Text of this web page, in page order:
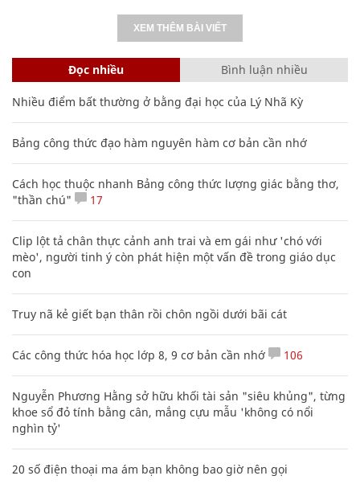
XEM THÊM BÀI VIẾT
Đọc nhiều Bình luận nhiều
Nhiều điểm bất thường ở bằng đại học của Lý Nhã Kỳ
Bảng công thức đạo hàm nguyên hàm cơ bản cần nhớ
Cách học thuộc nhanh Bảng công thức lượng giác bằng thơ,
"thần chú"
17
Clip lột tả chân thực cảnh anh trai và em gái như 'chó với
mèo', người tinh ý còn phát hiện một vấn đề trong giáo dục
con
Truy nã kẻ giết bạn thân rồi chôn ngồi dưới bãi cát
Các công thức hóa học lớp 8, 9 cơ bản cần nhớ 106
Nguyễn Phương Hằng sở hữu khối tài sản "siêu khủng", từng
khoe sổ đỏ tính bằng cân, mắng cựu mẫu 'không có nổi
nghìn tỷ'
20 số điện thoại ma ám bạn không bao giờ nên gọi